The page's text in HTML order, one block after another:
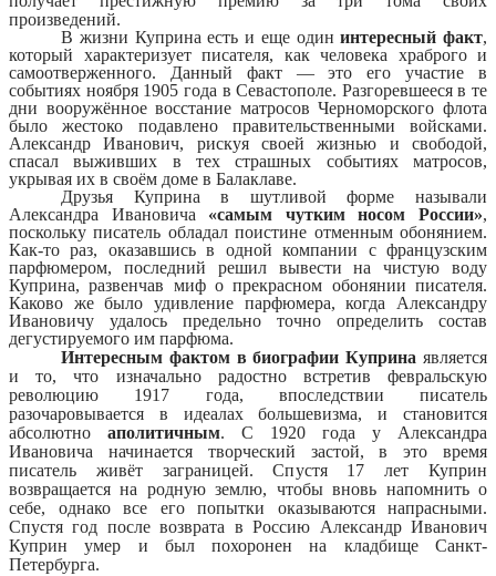
произведений.
В жизни Куприна есть и еще одининтересный факт,
который характеризует писателя, как человека храброго и
самоотверженного. Данный факт — это его участие в
событиях ноября 1905 года в Севастополе. Разгоревшееся в те
дни вооружённое восстание матросов Черноморского флота
было жестоко подавлено правительственными войсками.
Александр Иванович, рискуя своей жизнью и свободой,
спасал выживших в тех страшных событиях матросов,
укрывая их в своём доме в Балаклаве.
Друзья Куприна в шутливой форме называли
Александра Ивановича «самым чутким носом России»,
поскольку писатель обладал поистине отменным обонянием.
Как-то раз, оказавшись в одной компании с французским
парфюмером, последний решил вывести на чистую воду
Куприна, развенчав миф о прекрасном обонянии писателя.
Каково же было удивление парфюмера, когда Александру
Ивановичу удалось предельно точно определить состав
дегустируемого им парфюма.
Интересным фактом в биографии Куприна является
и то, что изначально радостно встретив февральскую
революцию 1917 года, впоследствии писатель
разочаровывается в идеалах большевизма, и становится
абсолютно аполитичным. С 1920 года у Александра
Ивановича начинается творческий застой, в это время
писатель живёт заграницей. Спустя 17 лет Куприн
возвращается на родную землю, чтобы вновь напомнить о
себе, однако все его попытки оказываются напрасными.
Спустя год после возврата в Россию Александр Иванович
Куприн умер и был похоронен на кладбище Санкт-
Петербурга.